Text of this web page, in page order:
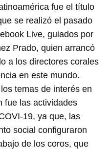
fue el título
se realizó el pasado
Live, guiados por
Prado, quien arrancó
a los directores corales
en este mundo.
temas de interés en
fue las actividades
19, ya que, las
social configuraron
de los coros, que